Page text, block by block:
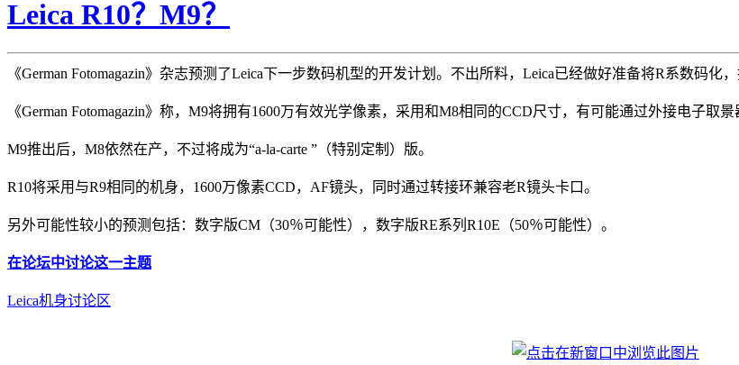
Leica R10？M9？
《German Fotomagazin》杂志预测了Leica下一步数码机型的开发计划。不出所料，Leica已经做好准备将R系数码
《German Fotomagazin》称，M9将拥有1600万有效光学像素，采用和M8相同的CCD尺寸，有可能通过外接电子取
M9推出后，M8依然在产，不过将成为“a-la-carte ”（特别定制）版。
R10将采用与R9相同的机身，1600万像素CCD，AF镜头，同时通过转接环兼容老R镜头卡口。
另外可能性较小的预测包括：数字版CM（30％可能性），数字版RE系列R10E（50％可能性）。
在论坛中讨论这一主题
Leica机身讨论区